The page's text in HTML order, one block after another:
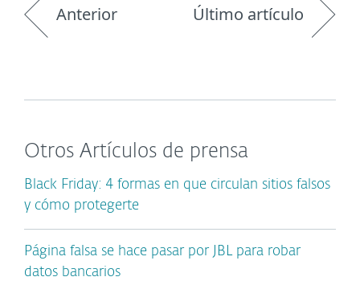
Anterior Último artículo
Otros Artículos de prensa
Black Friday: 4 formas en que circulan sitios falsos
y cómo protegerte
Página falsa se hace pasar por JBL para robar
datos bancarios